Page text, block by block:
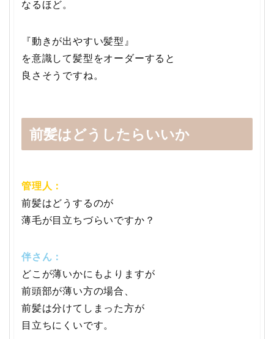
なるほど。
『動きが出やすい髪型』
を意識して髪型をオーダーすると
良さそうですね。
前髪はどうしたらいいか
管理人：
前髪はどうするのが
薄毛が目立ちづらいですか？
伴さん：
どこが薄いかにもよりますが
前頭部が薄い方の場合、
前髪は分けてしまった方が
目立ちにくいです。